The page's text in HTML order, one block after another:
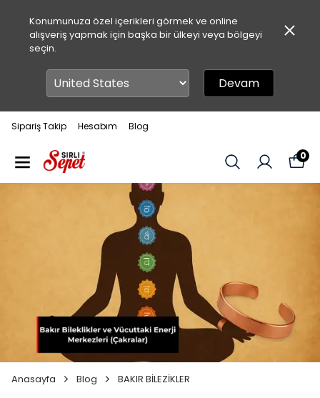
Konumunuza özel içerikleri görmek ve online
alışveriş yapmak için başka bir ülkeyi veya bölgeyi
seçin.
Devam
Sipariş Takip Hesabım Blog
0
Anasayfa Blog BAKIR BİLEZİKLER